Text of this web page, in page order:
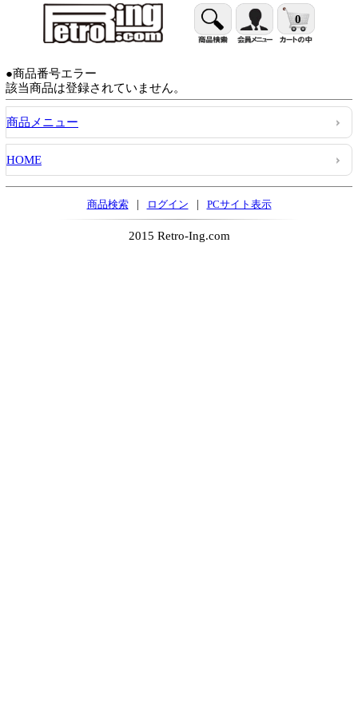
0
●商品番号エラー
該当商品は登録されていません。
商品メニュー
HOME
商品検索 | ログイン | PCサイト表示
2015 Retro-Ing.com